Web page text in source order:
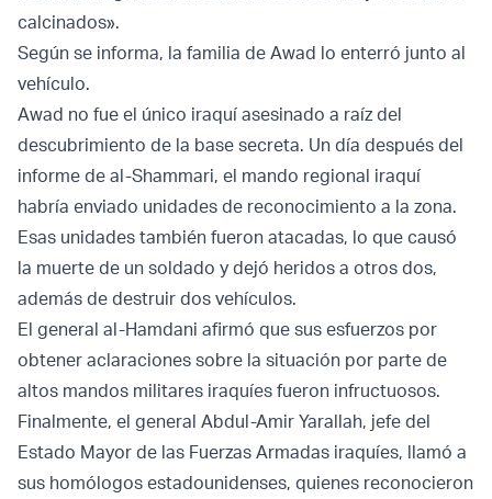
calcinados».
Según se informa, la familia de Awad lo enterró junto al
vehículo.
Awad no fue el único iraquí asesinado a raíz del
descubrimiento de la base secreta. Un día después del
informe de al-Shammari, el mando regional iraquí
habría enviado unidades de reconocimiento a la zona.
Esas unidades también fueron atacadas, lo que causó
la muerte de un soldado y dejó heridos a otros dos,
además de destruir dos vehículos.
El general al-Hamdani afirmó que sus esfuerzos por
obtener aclaraciones sobre la situación por parte de
altos mandos militares iraquíes fueron infructuosos.
Finalmente, el general Abdul-Amir Yarallah, jefe del
Estado Mayor de las Fuerzas Armadas iraquíes, llamó a
sus homólogos estadounidenses, quienes reconocieron